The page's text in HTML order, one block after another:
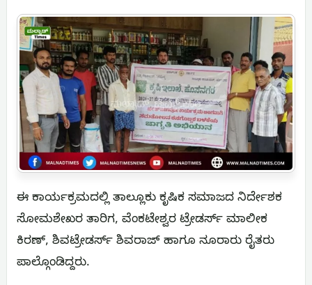
ಈ ಕಾರ್ಯಕ್ರಮದಲ್ಲಿ ತಾಲ್ಲೂಕು ಕೃಷಿಕ ಸಮಾಜದ ನಿರ್ದೇಶಕ
ಸೋಮಶೇಖರ ತಾರಿಗ, ವೆಂಕಟೇಶ್ವರ ಟ್ರೇಡರ್ಸ್ ಮಾಲೀಕ
ಕಿರಣ್, ಶಿವಟ್ರೇಡರ್ಸ್ ಶಿವರಾಜ್ ಹಾಗೂ ನೂರಾರು ರೈತರು
ಪಾಲ್ಗೊಂಡಿದ್ದರು.